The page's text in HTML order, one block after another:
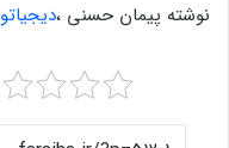
نوشته پیمان حسنی ،دیجیاتو